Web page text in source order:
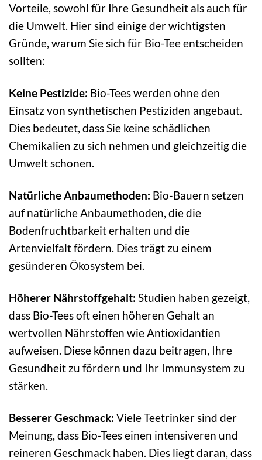
Vorteile, sowohl für Ihre Gesundheit als auch für
die Umwelt. Hier sind einige der wichtigsten
Gründe, warum Sie sich für Bio-Tee entscheiden
sollten:
Keine Pestizide: Bio-Tees werden ohne den
Einsatz von synthetischen Pestiziden angebaut.
Dies bedeutet, dass Sie keine schädlichen
Chemikalien zu sich nehmen und gleichzeitig die
Umwelt schonen.
Natürliche Anbaumethoden: Bio-Bauern setzen
auf natürliche Anbaumethoden, die die
Bodenfruchtbarkeit erhalten und die
Artenvielfalt fördern. Dies trägt zu einem
gesünderen Ökosystem bei.
Höherer Nährstoffgehalt: Studien haben gezeigt,
dass Bio-Tees oft einen höheren Gehalt an
wertvollen Nährstoffen wie Antioxidantien
aufweisen. Diese können dazu beitragen, Ihre
Gesundheit zu fördern und Ihr Immunsystem zu
stärken.
Besserer Geschmack: Viele Teetrinker sind der
Meinung, dass Bio-Tees einen intensiveren und
reineren Geschmack haben. Dies liegt daran, dass